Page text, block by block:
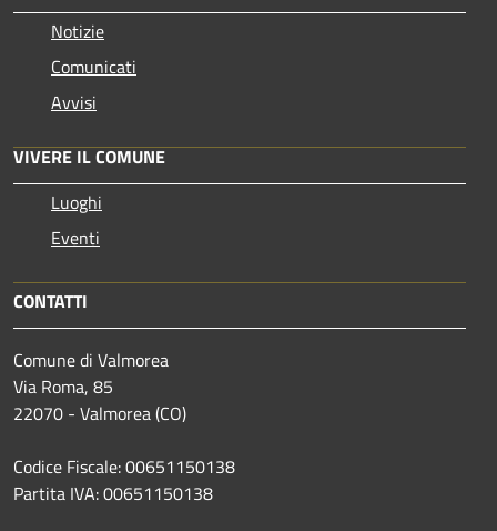
Notizie
Comunicati
Avvisi
VIVERE IL COMUNE
Luoghi
Eventi
CONTATTI
Comune di Valmorea
Via Roma, 85
22070 - Valmorea (CO)
Codice Fiscale: 00651150138
Partita IVA: 00651150138